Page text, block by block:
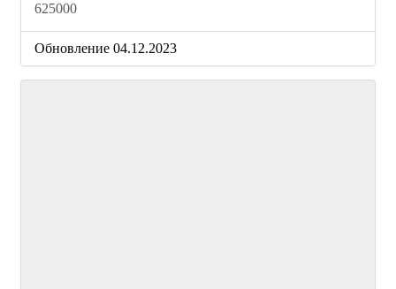
625000
Обновление 04.12.2023